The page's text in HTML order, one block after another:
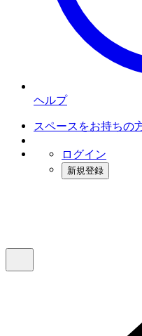
ヘルプ
スペースをお持ちの
ログイン
新規登録